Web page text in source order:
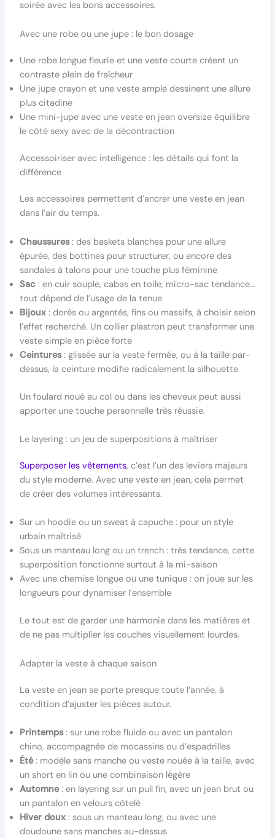
soirée avec les bons accessoires.
Avec une robe ou une jupe : le bon dosage
Une robe longue fleurie et une veste courte créent un
contraste plein de fraîcheur
Une jupe crayon et une veste ample dessinent une allure
plus citadine
Une mini-jupe avec une veste en jean oversize équilibre
le côté sexy avec de la décontraction
Accessoiriser avec intelligence : les détails qui font la
différence
Les accessoires permettent d’ancrer une veste en jean
dans l’air du temps.
Chaussures: des baskets blanches pour une allure
épurée, des bottines pour structurer, ou encore des
sandales à talons pour une touche plus féminine
Sac: en cuir souple, cabas en toile, micro-sac tendance…
tout dépend de l’usage de la tenue
Bijoux: dorés ou argentés, fins ou massifs, à choisir selon
l’effet recherché. Un collier plastron peut transformer une
veste simple en pièce forte
Ceintures: glissée sur la veste fermée, ou à la taille par-
dessus, la ceinture modifie radicalement la silhouette
Un foulard noué au col ou dans les cheveux peut aussi
apporter une touche personnelle très réussie.
Le layering : un jeu de superpositions à maîtriser
Superposer les vêtements, c’est l’un des leviers majeurs
du style moderne. Avec une veste en jean, cela permet
de créer des volumes intéressants.
Sur un hoodie ou un sweat à capuche : pour un style
urbain maîtrisé
Sous un manteau long ou un trench : très tendance, cette
superposition fonctionne surtout à la mi-saison
Avec une chemise longue ou une tunique : on joue sur les
longueurs pour dynamiser l’ensemble
Le tout est de garder une harmonie dans les matières et
de ne pas multiplier les couches visuellement lourdes.
Adapter la veste à chaque saison
La veste en jean se porte presque toute l’année, à
condition d’ajuster les pièces autour.
Printemps: sur une robe fluide ou avec un pantalon
chino, accompagnée de mocassins ou d’espadrilles
Été: modèle sans manche ou veste nouée à la taille, avec
un short en lin ou une combinaison légère
Automne: en layering sur un pull fin, avec un jean brut ou
un pantalon en velours côtelé
Hiver doux: sous un manteau long, ou avec une
doudoune sans manches au-dessus